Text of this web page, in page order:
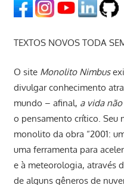
TEXTOS NOVOS TODA
O site Monolito Nimbus
divulgar conhecimento
mundo – afinal, a vida
o pensamento crítico. Seu
monolito da obra “2001:
uma ferramenta para
e à meteorologia, através
de alguns gêneros de